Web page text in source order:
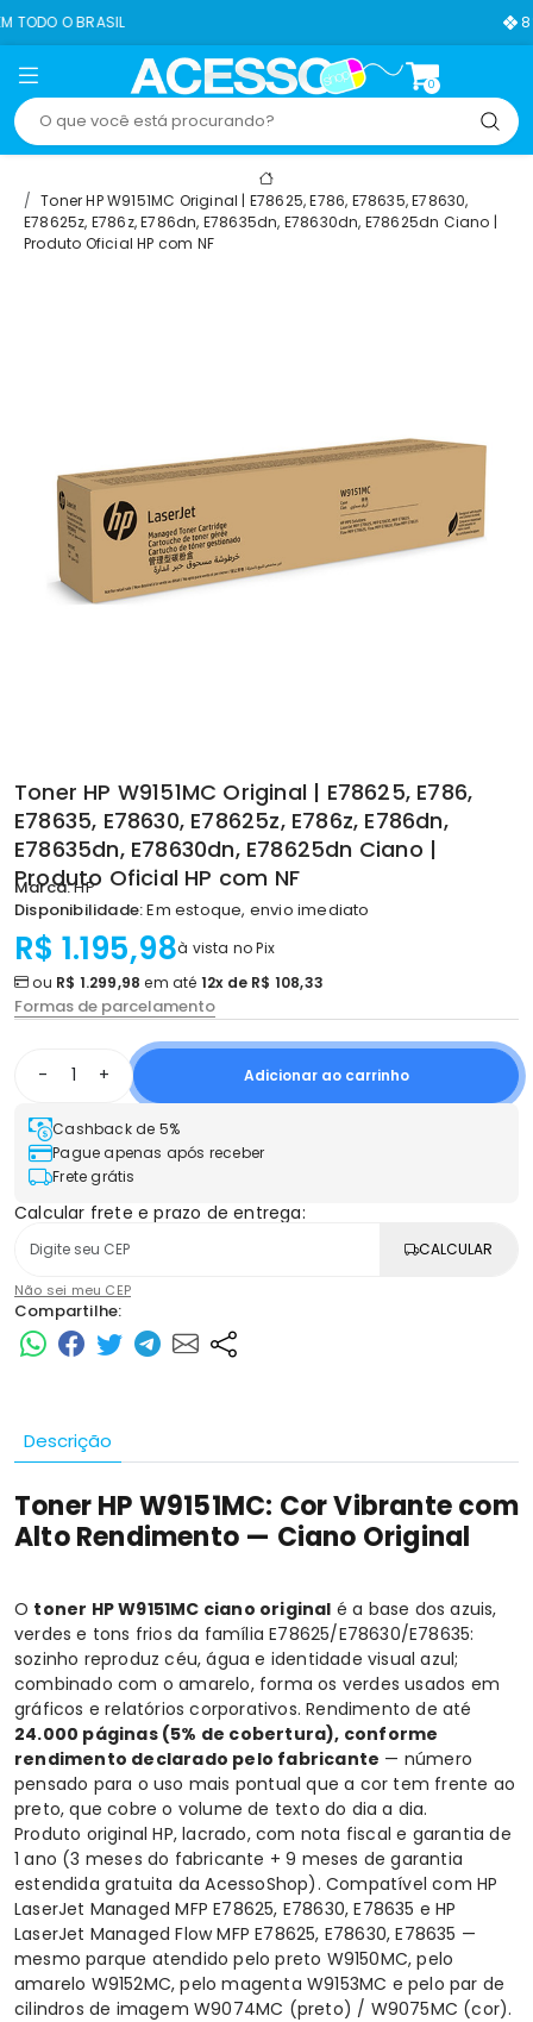
8% OFF NO PIX
0
Toner HP W9151MC Original | E78625, E786, E78635, E78630,
E78625z, E786z, E786dn, E78635dn, E78630dn, E78625dn Ciano |
Produto Oficial HP com NF
Toner HP W9151MC Original | E78625, E786,
E78635, E78630, E78625z, E786z, E786dn,
E78635dn, E78630dn, E78625dn Ciano |
Produto Oficial HP com NF
Marca:HP
Disponibilidade:Em estoque, envio imediato
R$ 1.195,98à vista no Pix
ou R$ 1.299,98 em até 12x de R$ 108,33
Formas de parcelamento
- + Adicionar ao carrinho
Cashback de 5%
Pague apenas após receber
Frete grátis
Calcular frete e prazo de entrega:
CALCULAR
Não sei meu CEP
Compartilhe:
Descrição
Toner HP W9151MC: Cor Vibrante com
Alto Rendimento — Ciano Original
O toner HP W9151MC ciano original é a base dos azuis,
verdes e tons frios da família E78625/E78630/E78635:
sozinho reproduz céu, água e identidade visual azul;
combinado com o amarelo, forma os verdes usados em
gráficos e relatórios corporativos. Rendimento de até
24.000 páginas (5% de cobertura), conforme
rendimento declarado pelo fabricante — número
pensado para o uso mais pontual que a cor tem frente ao
preto, que cobre o volume de texto do dia a dia.
Produto original HP, lacrado, com nota fiscal e garantia de
1 ano (3 meses do fabricante + 9 meses de garantia
estendida gratuita da AcessoShop). Compatível com HP
LaserJet Managed MFP E78625, E78630, E78635 e HP
LaserJet Managed Flow MFP E78625, E78630, E78635 —
mesmo parque atendido pelo preto W9150MC, pelo
amarelo W9152MC, pelo magenta W9153MC e pelo par de
cilindros de imagem W9074MC (preto) / W9075MC (cor).